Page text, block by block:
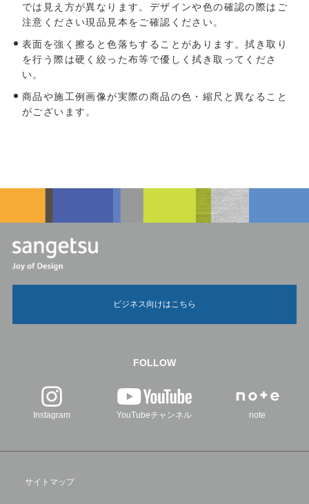
では見え方が異なります。デザインや色の確認の際はご
注意ください現品見本をご確認ください。
表面を強く擦ると色落ちすることがあります。拭き取り
を行う際は硬く絞った布等で優しく拭き取ってくださ
い。
商品や施工例画像が実際の商品の色・縮尺と異なること
がございます。
ビジネス向けはこちら
FOLLOW
Instagram YouTubeチャンネル note
サイトマップ